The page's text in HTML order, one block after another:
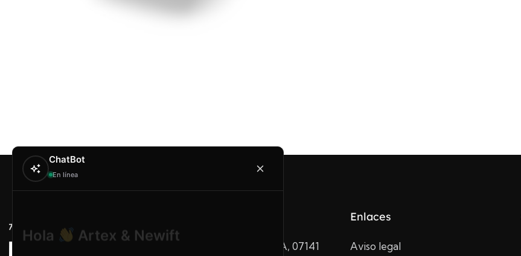
Carrer Conradors, 10A, 07141
Enlaces
Aviso legal
ChatBot
En línea
Hola
Artex & Newift